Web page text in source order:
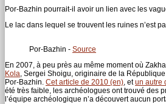
Por-Bazhin pourrait-il avoir un lien avec les
Le lac dans lequel se trouvent les ruines n’est
Por-Bazhin - Source
En 2007, à peu près au même moment où
Kola, Sergei Shoigu, originaire de la
Por-Bazhin. Cet article de 2010 (en), etun autre
été très faible, les archéologues ont trouvé des
l’équipe archéologique n’a découvert aucun